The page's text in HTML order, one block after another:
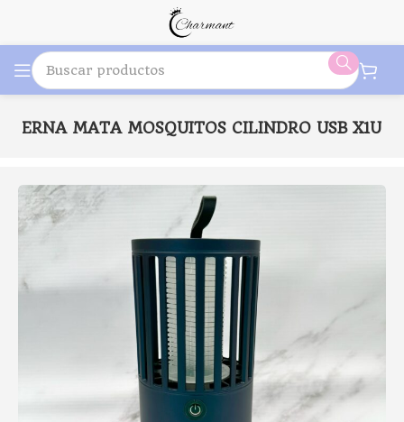
MATA MOSQUITOS CILINDRO USB X1U